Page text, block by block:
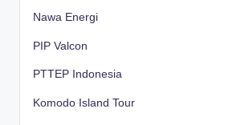
Nawa Energi
PIP Valcon
PTTEP Indonesia
Komodo Island Tour